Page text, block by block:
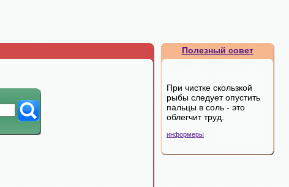
Полезный совет
При чистке скользкой
рыбы следует опустить
пальцы в соль - это
облегчит труд.
информеры